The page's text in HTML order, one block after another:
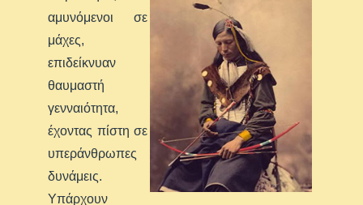
αμυνόμενοι σε
μάχες,
επιδείκνυαν
θαυμαστή
γενναιότητα,
έχοντας πίστη σε
υπεράνθρωπες
δυνάμεις.
Υπάρχουν